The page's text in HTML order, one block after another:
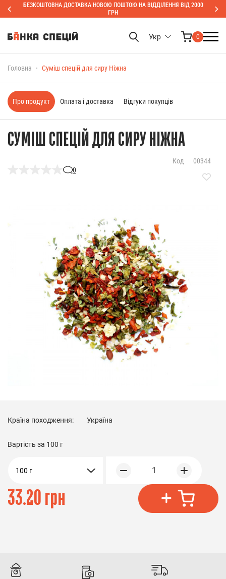
БЕЗКОШТОВНА ДОСТАВКА НОВОЮ ПОШТОЮ НА ВІДДІЛЕННЯ ВІД 2000
ГРН
Укр 0
Головна Суміш спецій для сиру Ніжна
СУМІШ СПЕЦІЙ ДЛЯ СИРУ НІЖНА
0
Код 00344
Країна походження: Україна
Вартість за 100 г
100 г 1
33.20 грн
Про продукт Оплата і доставка Відгуки покупців